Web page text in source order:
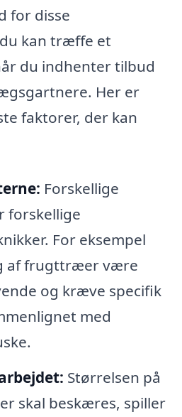
for disse
kan træffe et
du indhenter tilbud
Her er
faktorer, der kan
Forskellige
forskellige
For eksempel
af frugttræer være
og kræve specifik
med
Størrelsen på
skal beskæres, spiller